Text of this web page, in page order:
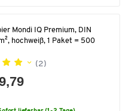
Mondi IQ Premium, DIN
hochweiß, 1 Paket = 500
(2)